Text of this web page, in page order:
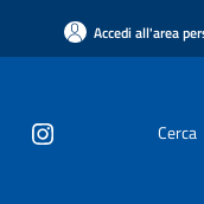
Accedi all'area
Cerca